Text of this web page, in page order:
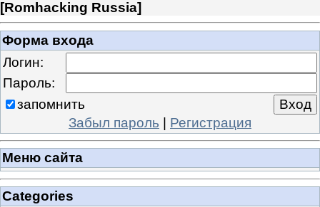
[Romhacking Russia]
Форма входа
Логин:
Пароль:
запомнить
Забыл пароль | Регистрация
Меню сайта
Categories